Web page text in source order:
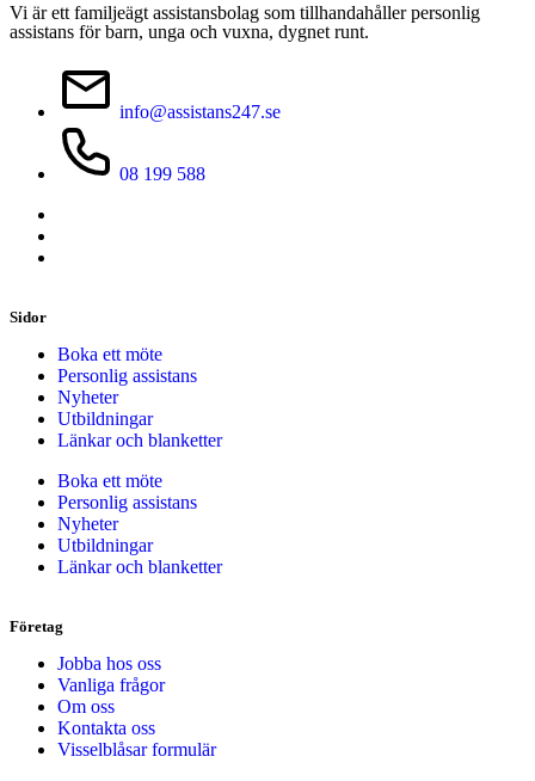
Vi är ett familjeägt assistansbolag som tillhandahåller personlig
assistans för barn, unga och vuxna, dygnet runt.
info@assistans247.se
08 199 588
Sidor
Boka ett möte
Personlig assistans
Nyheter
Utbildningar
Länkar och blanketter
Boka ett möte
Personlig assistans
Nyheter
Utbildningar
Länkar och blanketter
Företag
Jobba hos oss
Vanliga frågor
Om oss
Kontakta oss
Visselblåsar formulär